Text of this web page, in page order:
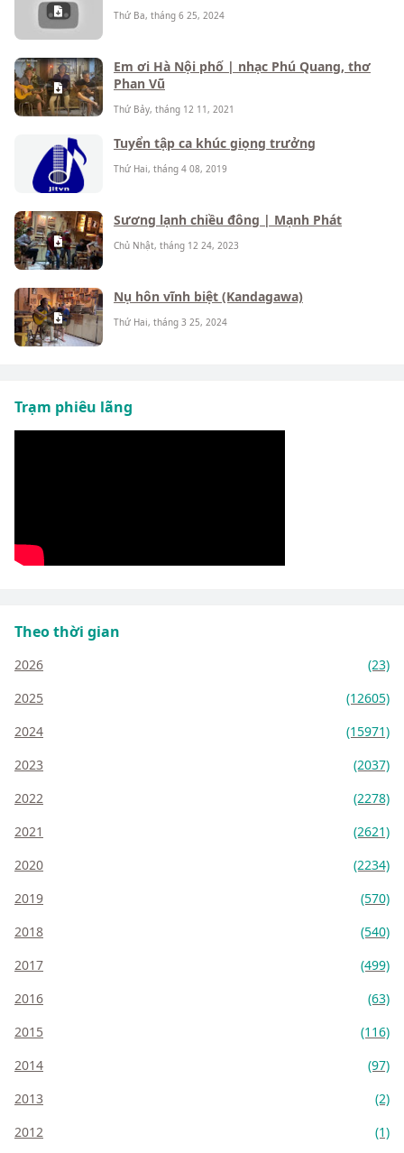
Thứ Ba, tháng 6 25, 2024
Em ơi Hà Nội phố | nhạc Phú Quang, thơ
Phan Vũ
Thứ Bảy, tháng 12 11, 2021
Tuyển tập ca khúc giọng trưởng
Thứ Hai, tháng 4 08, 2019
Sương lạnh chiều đông | Mạnh Phát
Chủ Nhật, tháng 12 24, 2023
Nụ hôn vĩnh biệt (Kandagawa)
Thứ Hai, tháng 3 25, 2024
Trạm phiêu lãng
Theo thời gian
2026
(23)
2025
(12605)
2024
(15971)
2023
(2037)
2022
(2278)
2021
(2621)
2020
(2234)
2019
(570)
2018
(540)
2017
(499)
2016
(63)
2015
(116)
2014
(97)
2013
(2)
2012
(1)